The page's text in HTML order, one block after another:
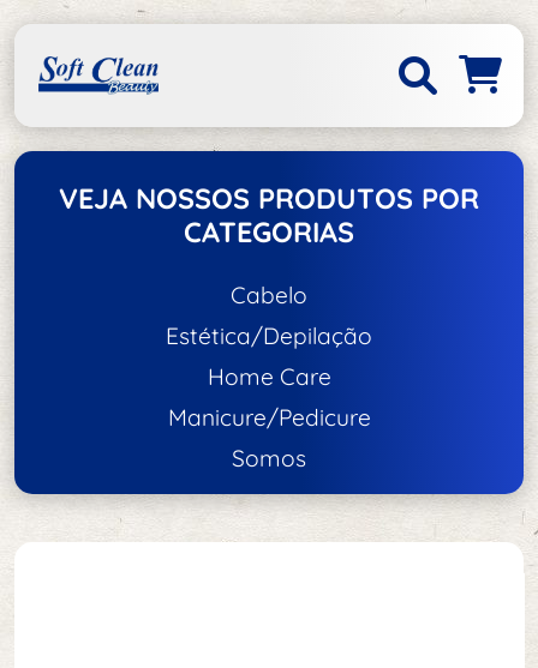
VEJA NOSSOS PRODUTOS POR
CATEGORIAS
Cabelo
Acessórios de Cabelo
Escovas e Pentes
Tratamento e Hidratação
Estética/Depilação
Acessórios de Estética/Depilação
Home Care
Acessórios
Manicure/Pedicure
Unhas
Aço Inox
Secantes
Somos